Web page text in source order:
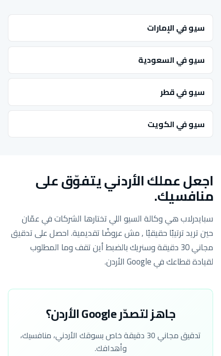
سيو في الإمارات
سيو في السعودية
سيو في قطر
سيو في الكويت
اجعل عملك الأردني يتفوّق على
منافسيك.
سبايدرلاب هي وكالة السيو اللي تختارها الشركات في عمّان
حين تريد ترتيبًا حقيقيًا , مش عروضًا تقديمية. احصل على تدقيق
مجاني 30 دقيقة وسنريك بالضبط أين تقف وما المطلوب
لقيادة قطاعك في Google الأردن.
جاهز لتصدّر Google الأردن؟
تدقيق مجاني 30 دقيقة خاص بسوقك الأردني، منافسيك،
وأهدافك.